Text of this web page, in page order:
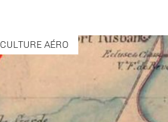
CULTURE AÉRO